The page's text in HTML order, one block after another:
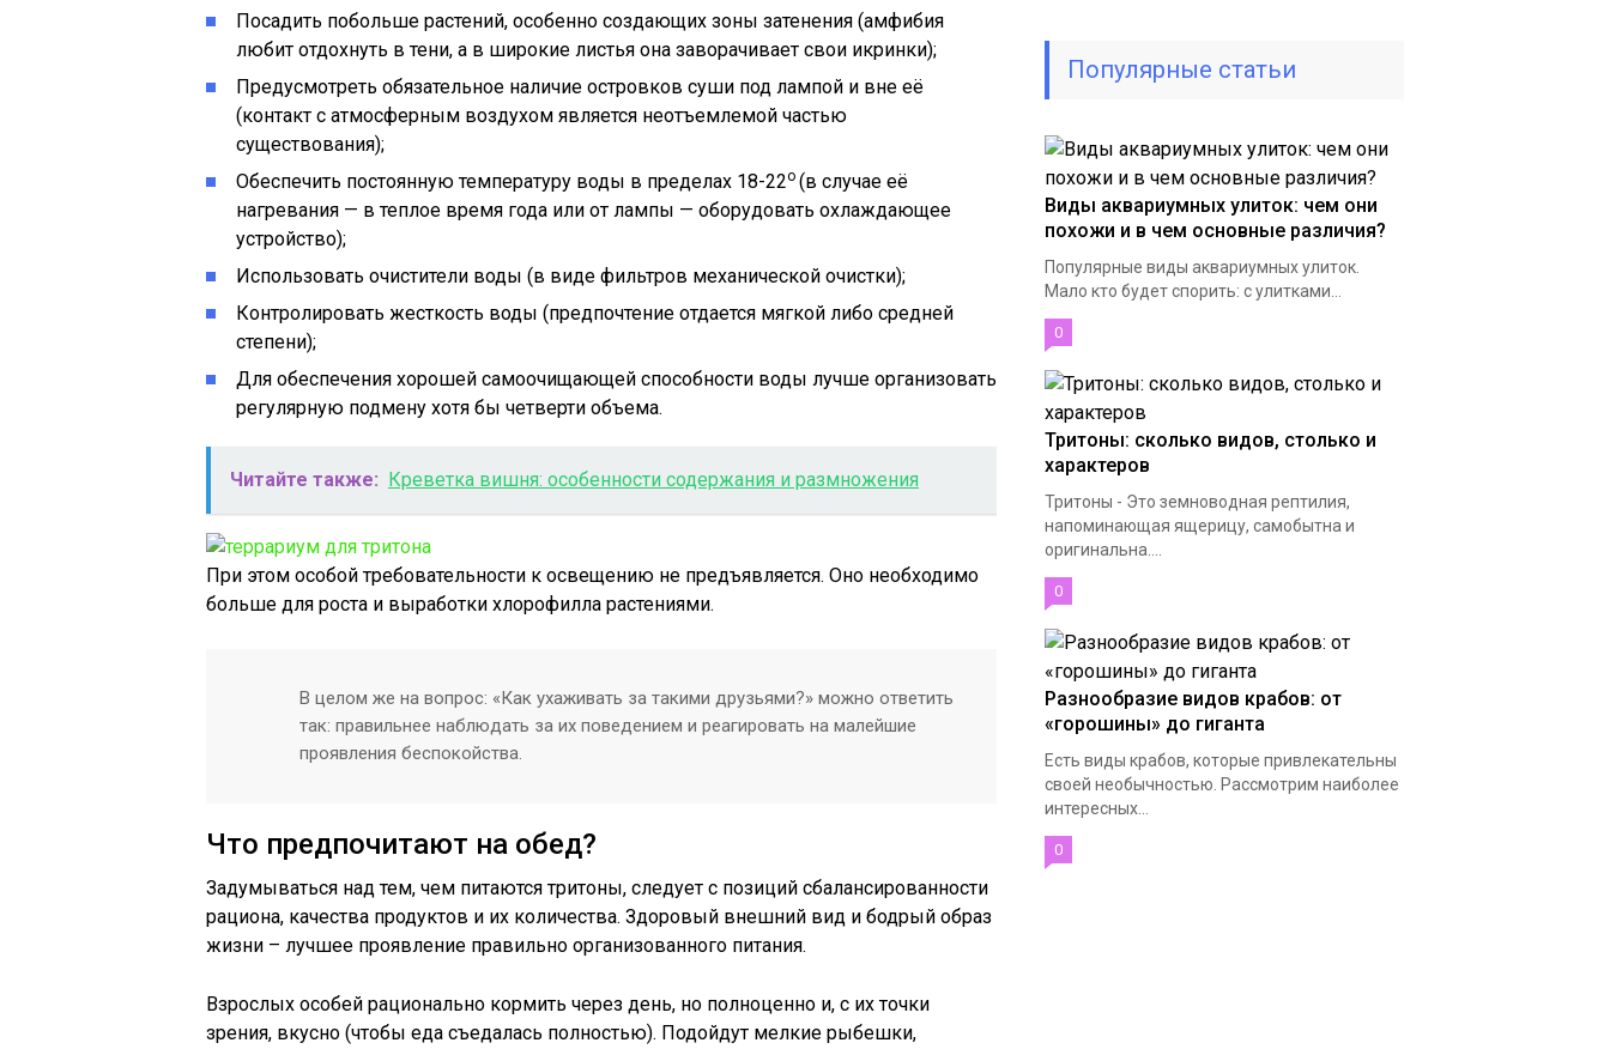
Посадить побольше растений, особенно создающих зоны затенения (амфибия
любит отдохнуть в тени, а в широкие листья она заворачивает свои икринки);
Предусмотреть обязательное наличие островков суши под лампой и вне её
(контакт с атмосферным воздухом является неотъемлемой частью
существования);
Обеспечить постоянную температуру воды в пределах 18-22о (в случае её
нагревания — в теплое время года или от лампы — оборудовать охлаждающее
устройство);
Использовать очистители воды (в виде фильтров механической очистки);
Контролировать жесткость воды (предпочтение отдается мягкой либо средней
степени);
Для обеспечения хорошей самоочищающей способности воды лучше организовать
регулярную подмену хотя бы четверти объема.
Читайте также: Креветка вишня: особенности содержания и размножения
При этом особой требовательности к освещению не предъявляется. Оно необходимо
больше для роста и выработки хлорофилла растениями.
В целом же на вопрос: «Как ухаживать за такими друзьями?» можно ответить
так: правильнее наблюдать за их поведением и реагировать на малейшие
проявления беспокойства.
Что предпочитают на обед?
Задумываться над тем, чем питаются тритоны, следует с позиций сбалансированности
рациона, качества продуктов и их количества. Здоровый внешний вид и бодрый образ
жизни – лучшее проявление правильно организованного питания.
Взрослых особей рационально кормить через день, но полноценно и, с их точки
зрения, вкусно (чтобы еда съедалась полностью). Подойдут мелкие рыбешки,
Популярные статьи
Виды аквариумных улиток: чем они
похожи и в чем основные различия?
Популярные виды аквариумных улиток.
Мало кто будет спорить: с улитками...
0
Тритоны: сколько видов, столько и
характеров
Тритоны - Это земноводная рептилия,
напоминающая ящерицу, самобытна и
оригинальна....
0
Разнообразие видов крабов: от
«горошины» до гиганта
Есть виды крабов, которые привлекательны
своей необычностью. Рассмотрим наиболее
интересных...
0